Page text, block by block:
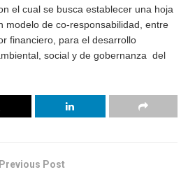
el cual se busca establecer una hoja
modelo de co-responsabilidad, entre
financiero, para el desarrollo
social y de gobernanza del
Previous Post